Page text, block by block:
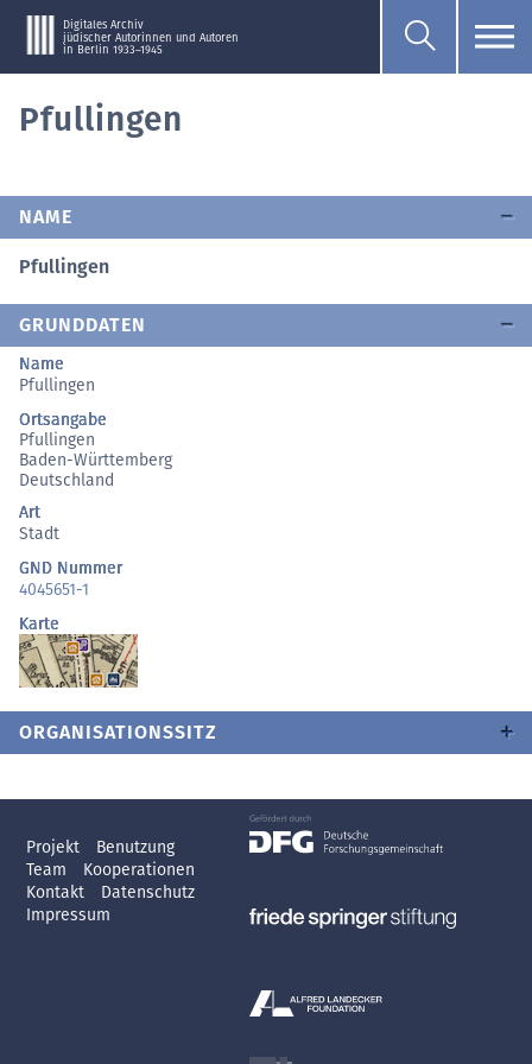
Digitales Archiv
jüdischer Autorinnen und Autoren
in Berlin 1933–1945
Pfullingen
NAME
Pfullingen
GRUNDDATEN
Name
Pfullingen
Ortsangabe
Pfullingen
Baden-Württemberg
Deutschland
Art
Stadt
GND Nummer
4045651-1
Karte
ORGANISATIONSSITZ
Projekt
Benutzung
Team
Kooperationen
Kontakt
Datenschutz
Impressum